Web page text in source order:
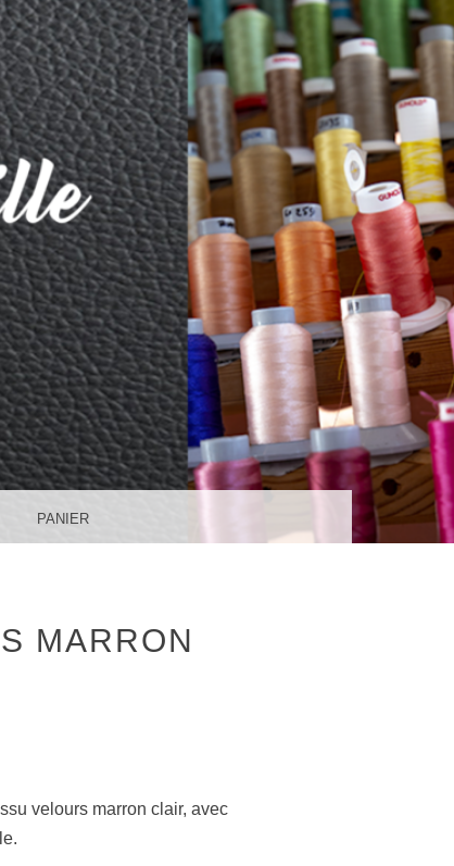
PANIER
MARRON
velours marron clair, avec